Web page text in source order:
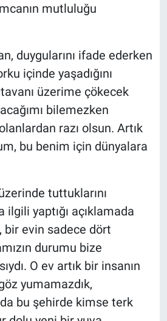
mutluluğu
duygularını ifade ederken
içinde yaşadığını
üzerime çökecek
bilemezken
razı olsun. Artık
bu benim için dünyalara
tuttuklarını
yaptığı açıklamada
bir evin sadece dört
durumu bize
O ev artık bir insanın
yumamazdık,
bu şehirde kimse terk